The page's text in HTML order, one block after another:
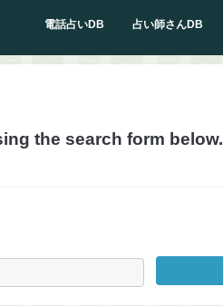
電話占いDB 占い師さんDB
the search form below.